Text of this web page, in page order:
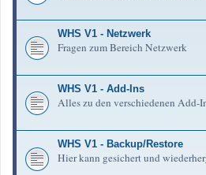
WHS V1 - Netzwerk
Fragen zum Bereich Netzwerk
WHS V1 - Add-Ins
Alles zu den verschiedenen Add-
WHS V1 - Backup/Restore
Hier kann gesichert und